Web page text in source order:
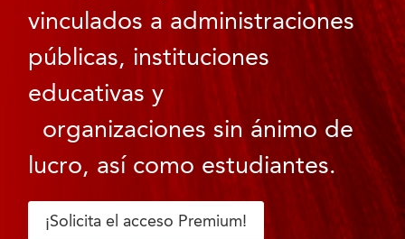
vinculados a administraciones
públicas, instituciones
educativas y
organizaciones sin ánimo de
lucro, así como estudiantes.
¡Solicita el acceso Premium!